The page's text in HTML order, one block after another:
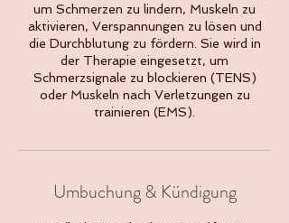
um Schmerzen zu lindern, Muskeln zu
aktivieren, Verspannungen zu lösen und
die Durchblutung zu fördern. Sie wird in
der Therapie eingesetzt, um
Schmerzsignale zu blockieren (TENS)
oder Muskeln nach Verletzungen zu
trainieren (EMS).
Umbuchung & Kündigung